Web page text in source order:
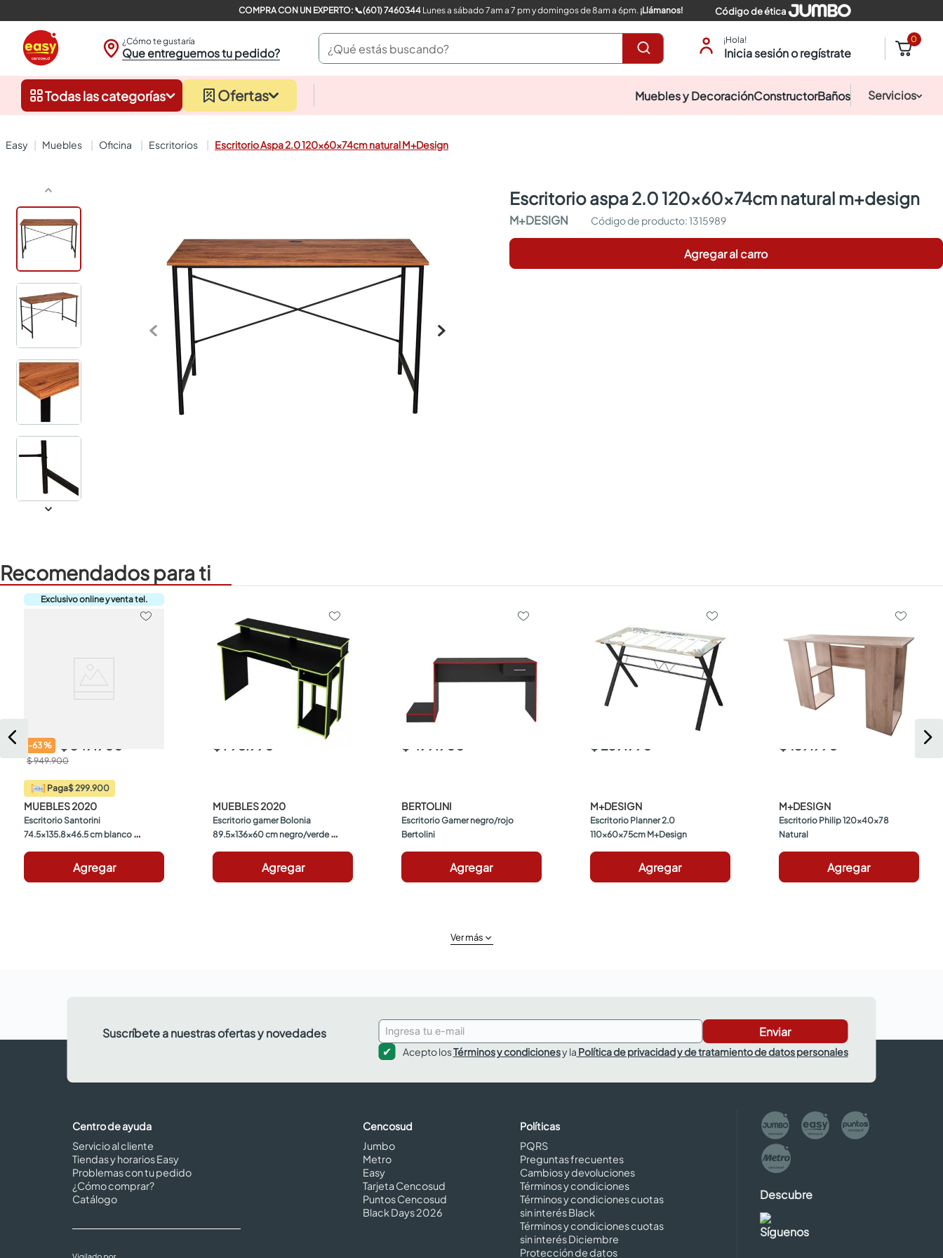
COMPRA CON UN EXPERTO: 📞(601) 7460344Lunes a sábado 7am a 7 pm y domingos de 8am a 6pm. ¡Llámanos! Código de ética
¿Cómo te gustaría
Que entreguemos tu pedido?
¿Qué estás buscando? ¡Hola!
Inicia sesión o regístrate
0
Todas las categorías Ofertas Muebles y DecoraciónConstructorBaños Servicios
muebles oficina escritorios Escritorio Aspa 2.0 120x60x74cm natural M+Design
escritorio aspa 2.0 120x60x74cm natural m+design
M+DESIGN :1315989
Agregar al carro
Recomendados para ti
-63% $ 349.900
$ 949.900
Paga$ 299.900
MUEBLES 2020
Escritorio Santorini
74.5x135.8x46.5 cm blanco
Agregar
$ 798.990
MUEBLES 2020
Escritorio gamer Bolonia
89.5x136x60 cm negro/verde
Agregar
$ 499.900
BERTOLINI
Escritorio Gamer negro/rojo
Bertolini
Agregar
$ 239.990
M+DESIGN
Escritorio Planner 2.0
110x60x75cm M+Design
Agregar
$ 159.990
M+DESIGN
Escritorio Philip 120x40x78
Natural
Agregar
Ver más
Suscríbete a nuestras ofertas y novedades Enviar
Acepto losTérminos y condicionesy la Política de privacidad y de tratamiento de datos personales
Centro de ayuda
Servicio al cliente
Tiendas y horarios Easy
Problemas con tu pedido
¿Cómo comprar?
Catálogo
Cencosud
Jumbo
Metro
Easy
Tarjeta Cencosud
Puntos Cencosud
Black Days 2026
Políticas
PQRS
Preguntas frecuentes
Cambios y devoluciones
Términos y condiciones
Términos y condiciones cuotas
sin interés Black
Términos y condiciones cuotas
sin interés Diciembre
Protección de datos
Descubre
Síguenos
closet
sanitarios
neveras